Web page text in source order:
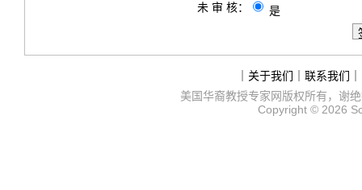
未 审 核：
是
关于我们 联系我们
美国华裔教授专家网版权所有，谢
Copyright © 2026